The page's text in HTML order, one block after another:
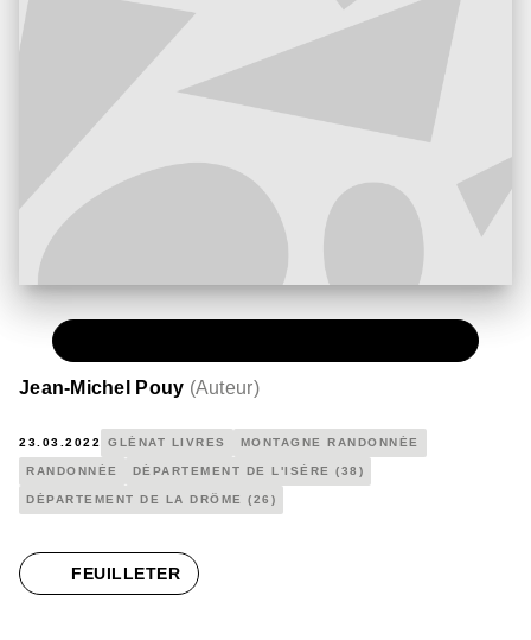
Jean-Michel Pouy (Auteur)
23.03.2022 GLÉNAT LIVRES MONTAGNE RANDONNÉE
RANDONNÉE DÉPARTEMENT DE L'ISÈRE (38)
DÉPARTEMENT DE LA DRÔME (26)
FEUILLETER